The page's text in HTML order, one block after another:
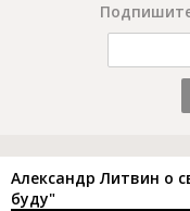
Александр Литвин о
буду"